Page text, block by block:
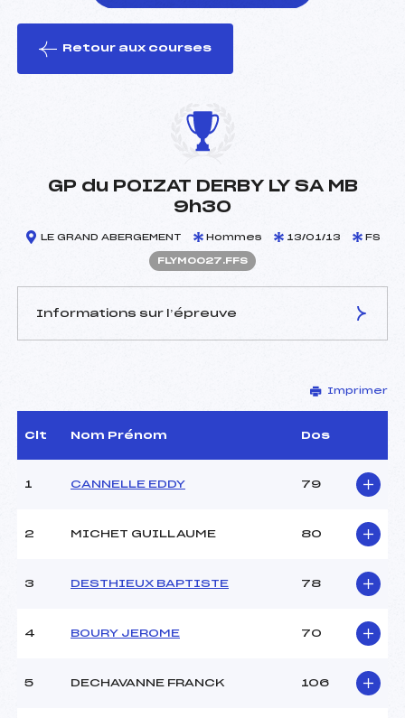
le ski
Retour aux courses
GP du POIZAT DERBY LY SA MB
9h30
LE GRAND ABERGEMENT Hommes 13/01/13 FS
FLYM0027.FFS
Informations sur l’épreuve
BRUN DENIS (LY)
D.T Adjoint :
–
Dir. Epreuve :
PICHON JEAN (LY)
CARACTÉRISTIQUES DE LA PISTE
LA MANCHE – FERME
BERTRAND
Point Haut :
Imprimer
Clt Nom Prénom Dos
1 CANNELLE EDDY 79
2 MICHET GUILLAUME 80
3 DESTHIEUX BAPTISTE 78
4 BOURY JEROME 70
5 DECHAVANNE FRANCK 106